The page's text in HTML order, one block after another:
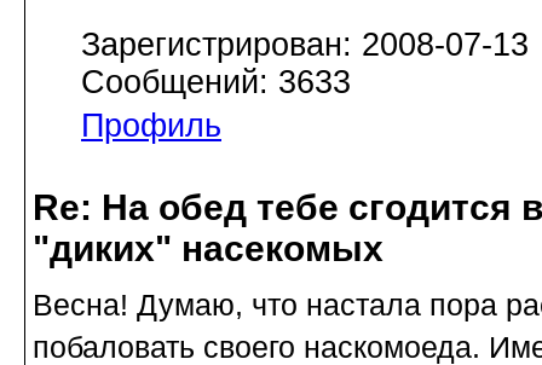
Зарегистрирован: 2008-07-13
Сообщений: 3633
Профиль
Re: На обед тебе сгодится
"диких" насекомых
Весна! Думаю, что настала пора
побаловать своего наскомоеда.